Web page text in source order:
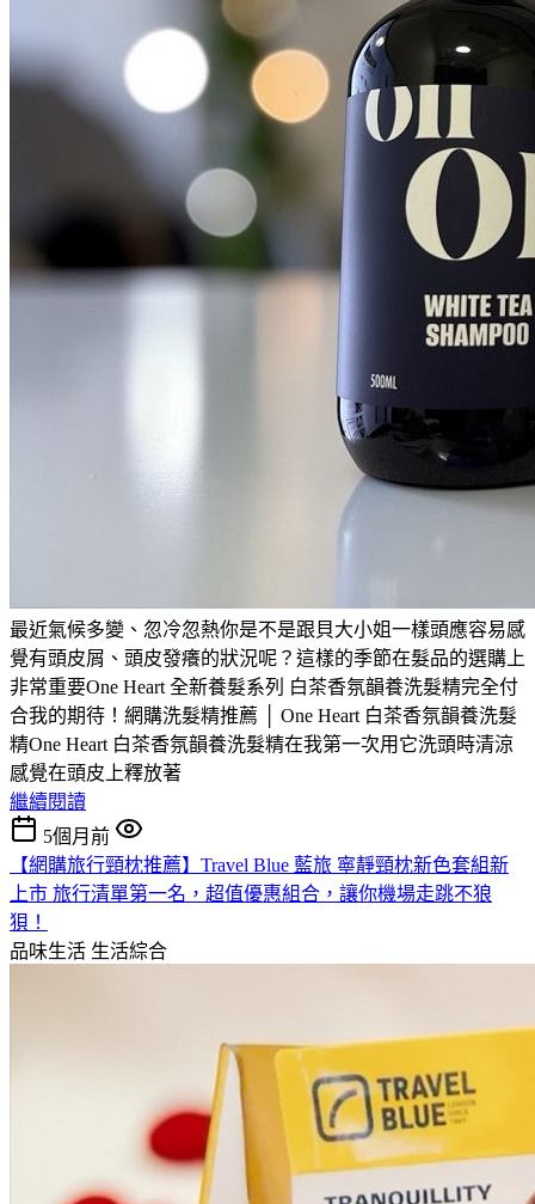
最近氣候多變、忽冷忽熱你是不是跟貝大小姐一樣頭應容易感
覺有頭皮屑、頭皮發癢的狀況呢？這樣的季節在髮品的選購上
非常重要One Heart 全新養髮系列 白茶香氛韻養洗髮精完全付
合我的期待！網購洗髮精推薦 │ One Heart 白茶香氛韻養洗髮
精One Heart 白茶香氛韻養洗髮精在我第一次用它洗頭時清涼
感覺在頭皮上釋放著
繼續閱讀
5個月前
【網購旅行頸枕推薦】Travel Blue 藍旅 寧靜頸枕新色套組新
上市 旅行清單第一名，超值優惠組合，讓你機場走跳不狼
狽！
品味生活 生活綜合